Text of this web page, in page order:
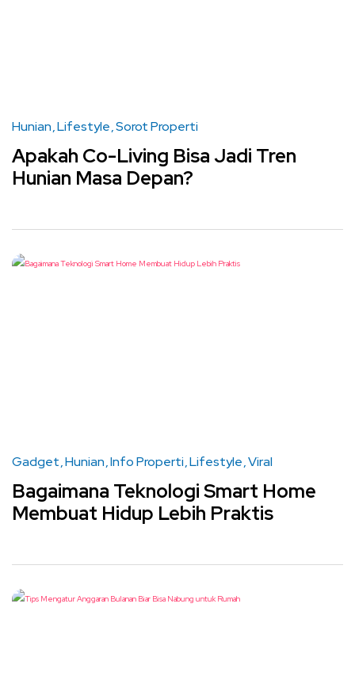
Hunian Lifestyle Sorot Properti
Apakah Co-Living Bisa Jadi Tren
Hunian Masa Depan?
Gadget Hunian Info Properti Lifestyle Viral
Bagaimana Teknologi Smart Home
Membuat Hidup Lebih Praktis